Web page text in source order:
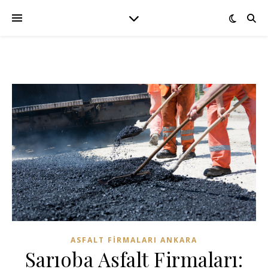
ASFALT FIRMALARI ANKARA
Sarıoba Asfalt Firmaları: